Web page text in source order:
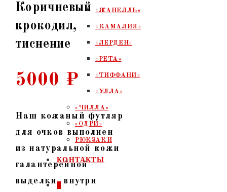
«ЖАНЕЛЛЬ»
«КАМАЛИЯ»
«ЛЕРДЕН»
«РЕТА»
«ТИФФАНИ»
«УЛЛА»
«ЧИЛЛА»
«ОДРИ»
РЮКЗАКИ
КОНТАКТЫ
Коричневый
крокодил,
тиснение
5000 ₽
Наш кожаный футляр
для очков выполнен
из натуральной кожи
галантерейной
выделки, внутри